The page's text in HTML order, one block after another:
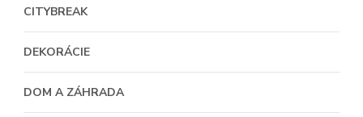
CITYBREAK
DEKORÁCIE
DOM A ZÁHRADA